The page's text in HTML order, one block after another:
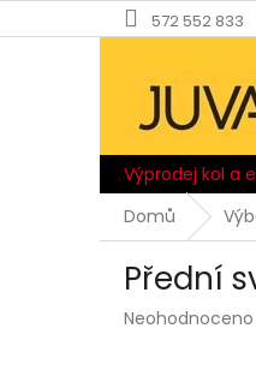
na
572 552 833
Výprodej kol a
Domů
Přední
Průměrné
Neohodnoceno